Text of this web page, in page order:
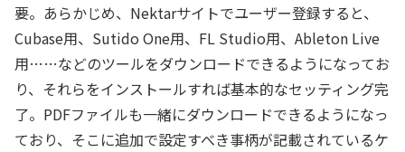
要。あらかじめ、Nektarサイトでユーザー登録すると、
Cubase用、Sutido One用、FL Studio用、Ableton Live
用……などのツールをダウンロードできるようになってお
り、それらをインストールすれば基本的なセッティング完
了。PDFファイルも一緒にダウンロードできるようになっ
ており、そこに追加で設定すべき事柄が記載されているケ